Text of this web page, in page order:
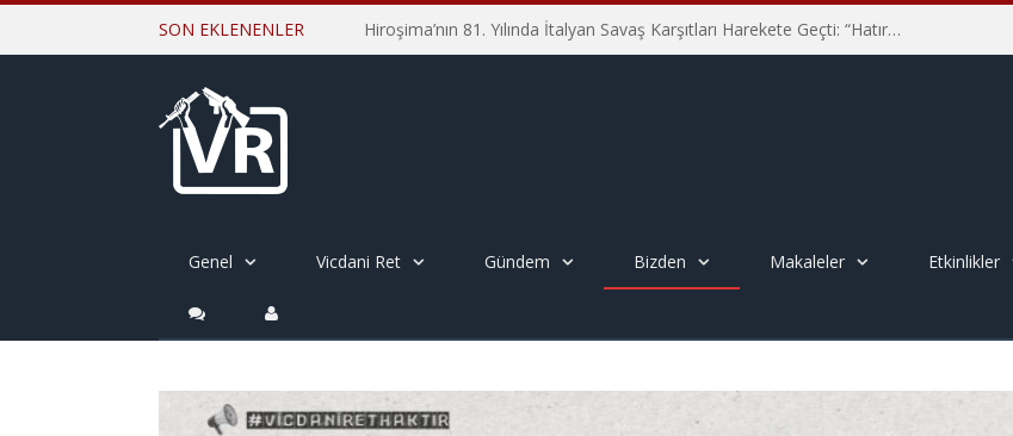
SON EKLENENLER Hiroşima’nın 81. Yılında İtalyan Savaş Karşıtları Harekete Geçti: “Hatırlamak yeterli değil”
Genel Vicdani Ret Gündem Bizden Makaleler Etkinlikler